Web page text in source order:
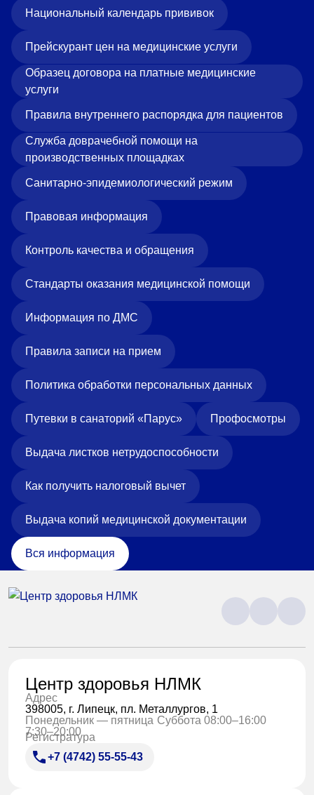
Национальный календарь прививок
Прейскурант цен на медицинские услуги
Образец договора на платные медицинские
услуги
Правила внутреннего распорядка для пациентов
Служба доврачебной помощи на
производственных площадках
Санитарно-эпидемиологический режим
Правовая информация
Контроль качества и обращения
Стандарты оказания медицинской помощи
Информация по ДМС
Правила записи на прием
Политика обработки персональных данных
Путевки в санаторий «Парус» Профосмотры
Выдача листков нетрудоспособности
Как получить налоговый вычет
Выдача копий медицинской документации
Вся информация
Центр здоровья НЛМК
Адрес
398005, г. Липецк, пл. Металлургов, 1
Понедельник — пятница
7:30–20:00
Суббота 08:00–16:00
Регистратура
+7 (4742) 55-55-43